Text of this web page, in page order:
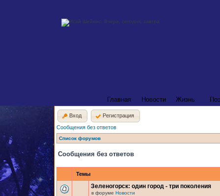
Главная Новости Жизнь
Вход
Регистрация
Сообщения без ответов
Список форумов
Сообщения без ответов
Темы
Зеленогорск: один город - три поколения
в форуме Новости